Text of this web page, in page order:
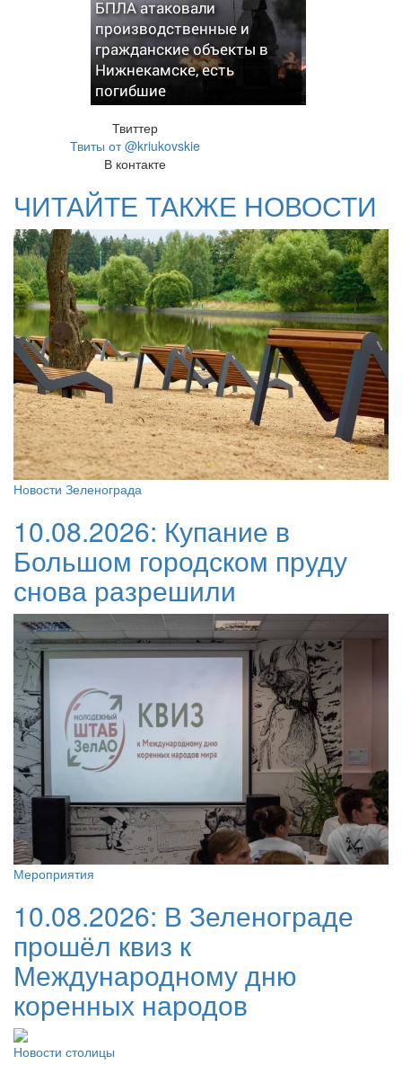
БПЛА атаковали
производственные и
гражданские объекты в
Нижнекамске, есть
погибшие
Твиттер
Твиты от @kriukovskie
В контакте
ЧИТАЙТЕ ТАКЖЕ НОВОСТИ
Новости Зеленограда
10.08.2026: Купание в
Большом городском пруду
снова разрешили
Мероприятия
10.08.2026: В Зеленограде
прошёл квиз к
Международному дню
коренных народов
Новости столицы